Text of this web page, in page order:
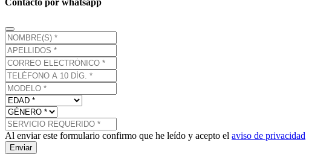
Al enviar este formulario confirmo que he leído y acepto el aviso de privacidad
Enviar